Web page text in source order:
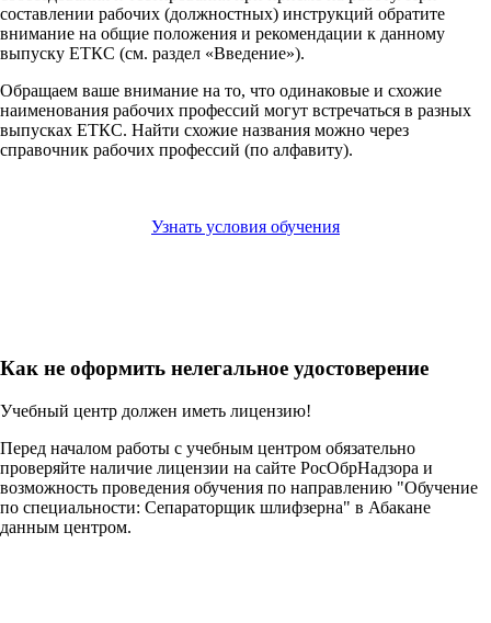
составлении рабочих (должностных) инструкций обратите
внимание на общие положения и рекомендации к данному
выпуску ЕТКС (см. раздел «Введение»).
Обращаем ваше внимание на то, что одинаковые и схожие
наименования рабочих профессий могут встречаться в разных
выпусках ЕТКС. Найти схожие названия можно через
справочник рабочих профессий (по алфавиту).
Узнать условия обучения
Как не оформить нелегальное удостоверение
Учебный центр должен иметь лицензию!
Перед началом работы с учебным центром обязательно
проверяйте наличие лицензии на сайте РосОбрНадзора и
возможность проведения обучения по направлению "Обучение
по специальности: Сепараторщик шлифзерна" в Абакане
данным центром.